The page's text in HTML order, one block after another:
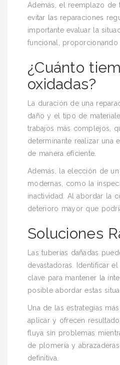
Además, el reemplazo de
evitar las reparaciones
importante evaluar la
funcional,
¿Cuánto
oxidadas?
La duración de una
daño y el tipo de
trabajos más complejos,
determinante realizar una
de manera eficiente.
Además, la elección de
modernas, como la
inactividad. Al abordar la
deterioro mayor que
Soluciones
Las tuberías dañadas
devastadoras. Identificar
clave para mantener la
posible abordar estas
Una de las estrategias
aplicar y ofrecen
fluya sin problemas
de plomería y
definitiva.